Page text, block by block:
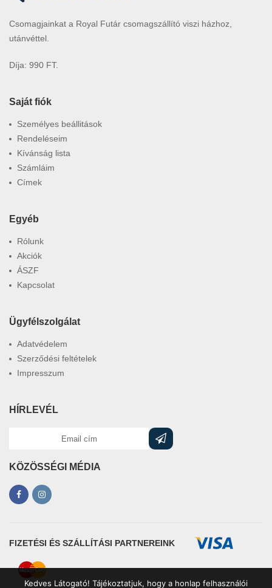
Csomagjainkat a Royal Futár csomagszállító viszi házhoz,
utánvéttel.
Díja: 990 FT.
Saját fiók
Személyes beállitások
Rendeléseim
Kívánság lista
Számláim
Címek
Egyéb
Rólunk
Akciók
ÁSZF
Kapcsolat
Ügyfélszolgálat
Adatvédelem
Szerződési feltételek
Impresszum
HÍRLEVÉL
KÖZÖSSÉGI MÉDIA
FIZETÉSI ÉS SZÁLLÍTÁSI PARTNEREINK
Kedves Látogató! Tájékoztatjuk, hogy a honlap felhasználói